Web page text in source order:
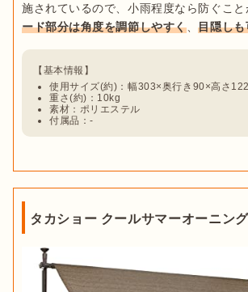
施されているので、小雨程度なら防ぐこと
ード部分は角度を調節しやすく、目隠しも
使用サイズ(約)：幅303×奥行き90×高さ
重さ(約)：10kg
素材：ポリエステル
付属品：-
タカショー クールサマーオーニン